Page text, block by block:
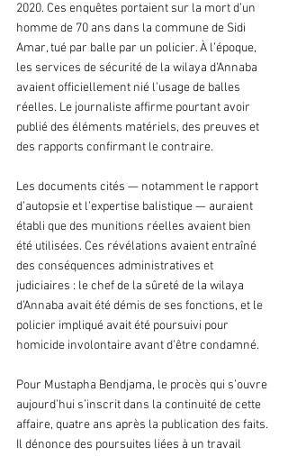
2020. Ces enquêtes portaient sur la mort d’un
homme de 70 ans dans la commune de Sidi
Amar, tué par balle par un policier. À l’époque,
les services de sécurité de la wilaya d’Annaba
avaient officiellement nié l’usage de balles
réelles. Le journaliste affirme pourtant avoir
publié des éléments matériels, des preuves et
des rapports confirmant le contraire.
Les documents cités — notamment le rapport
d’autopsie et l’expertise balistique — auraient
établi que des munitions réelles avaient bien
été utilisées. Ces révélations avaient entraîné
des conséquences administratives et
judiciaires : le chef de la sûreté de la wilaya
d’Annaba avait été démis de ses fonctions, et le
policier impliqué avait été poursuivi pour
homicide involontaire avant d’être condamné.
Pour Mustapha Bendjama, le procès qui s’ouvre
aujourd’hui s’inscrit dans la continuité de cette
affaire, quatre ans après la publication des faits.
Il dénonce des poursuites liées à un travail